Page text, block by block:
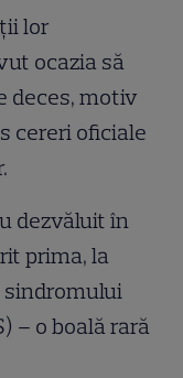
lor
ocazia să
deces, motiv
cereri oficiale
dezvăluit în
prima, la
sindromului
– o boală rară